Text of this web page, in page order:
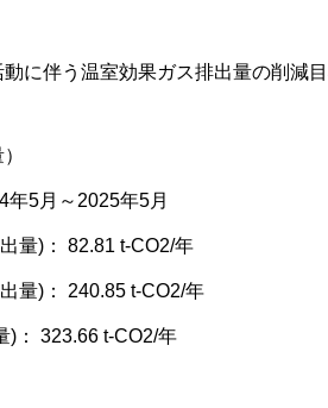
に伴う温室効果ガス排出量の削減
年5月～2025年5月
量)： 82.81 t-CO2/年
量)： 240.85 t-CO2/年
)： 323.66 t-CO2/年